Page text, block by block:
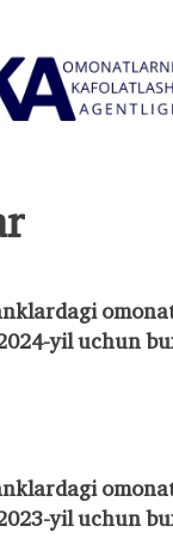
yil uchun
yil uchun